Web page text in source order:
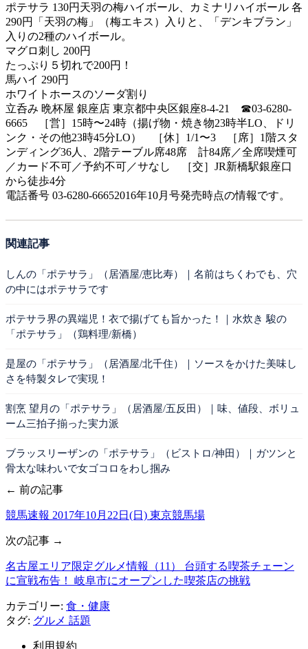
ポテサラ 130円天羽の梅ハイボール、カミナリハイボール 各
290円「天羽の梅」（梅エキス）入りと、「デンキブラン」
入りの2種のハイボール。
マグロ刺し 200円
たっぷり５切れで200円！
馬ハイ 290円
ホワイトホースのソーダ割り
立呑み 晩杯屋 銀座店 東京都中央区銀座8-4-21 ☎03-6280-
6665 ［営］15時〜24時（揚げ物・焼き物23時半LO、ドリ
ンク・その他23時45分LO） ［休］1/1〜3 ［席］1階スタ
ンディング36人、2階テーブル席48席 計84席／全席喫煙可
／カード不可／予約不可／サなし ［交］JR新橋駅銀座口
から徒歩4分
電話番号 03-6280-66652016年10月号発売時点の情報です。
関連記事
しんの「ポテサラ」（居酒屋/恵比寿）｜名前はちくわでも、穴
の中にはポテサラです
ポテサラ界の異端児！衣で揚げても旨かった！｜水炊き 駿の
「ポテサラ」（鶏料理/新橋）
是屋の「ポテサラ」（居酒屋/北千住）｜ソースをかけた美味し
さを特製タレで実現！
割烹 望月の「ポテサラ」（居酒屋/五反田）｜味、値段、ボリュ
ーム三拍子揃った実力派
ブラッスリーザンの「ポテサラ」（ビストロ/神田）｜ガツンと
骨太な味わいで女ゴコロをわし掴み
← 前の記事
競馬速報 2017年10月22日(日) 東京競馬場
次の記事 →
名古屋エリア限定グルメ情報（11） 台頭する喫茶チェーン
に宣戦布告！ 岐阜市にオープンした喫茶店の挑戦
カテゴリー: 食・健康
タグ: グルメ 話題
利用規約